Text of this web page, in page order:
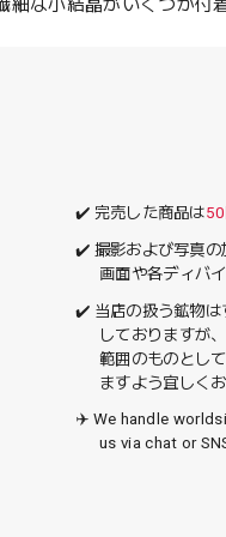
細な小結晶がいくつか付
✔️ 完売した商品は50
✔️ 撮影および写真の
画面や各ディバ
✔️ 当店の扱う鉱物は
しておりますが
範囲のものとし
ますよう宜しく
✈️ We handle
us via chat or